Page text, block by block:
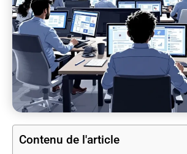
Contenu de l'article